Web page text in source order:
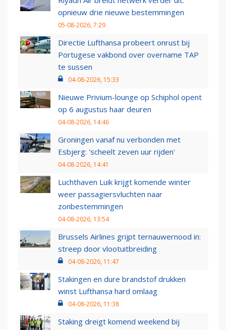
opnieuw drie nieuwe bestemmingen
05-08-2026, 7:29
Directie Lufthansa probeert onrust bij
Portugese vakbond over overname TAP
te sussen
04-08-2026, 15:33
Nieuwe Privium-lounge op Schiphol opent
op 6 augustus haar deuren
04-08-2026, 14:46
Groningen vanaf nu verbonden met
Esbjerg: 'scheelt zeven uur rijden'
04-08-2026, 14:41
Luchthaven Luik krijgt komende winter
weer passagiersvluchten naar
zonbestemmingen
04-08-2026, 13:54
Brussels Airlines grijpt ternauwernood in:
streep door vlootuitbreiding
04-08-2026, 11:47
Stakingen en dure brandstof drukken
winst Lufthansa hard omlaag
04-08-2026, 11:38
Staking dreigt komend weekend bij